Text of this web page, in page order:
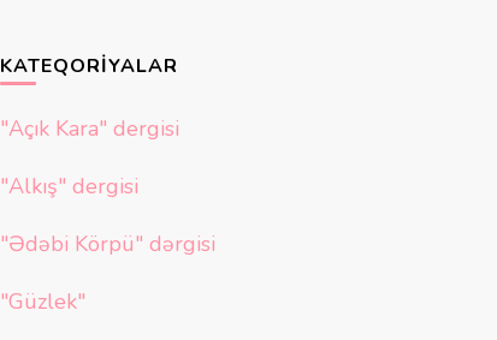
KATEQORIYALAR
"Açık Kara" dergisi
"Alkış" dergisi
"Ədəbi Körpü" dərgisi
"Güzlek"